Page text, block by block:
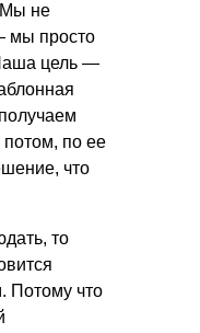
Мы не
мы просто
цель —
по ее
что
то
Потому что